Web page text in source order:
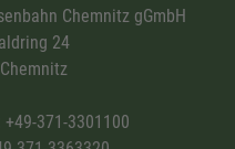
Chemnitz gGmbH
24
+49-371-3301100